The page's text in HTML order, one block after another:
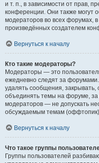
и т. п., в зависимости от прав,
конференции. Они также могут
модераторов во всех форумах,
произведённых создателем
Вернуться к началу
Кто такие модераторы?
Модераторы — это
ежедневно следят за
удалять сообщения, закрывать,
объединять темы на форуме,
модераторов — не допускать
обсуждаемым темам
Вернуться к началу
Что такое группы
Группы пользователей